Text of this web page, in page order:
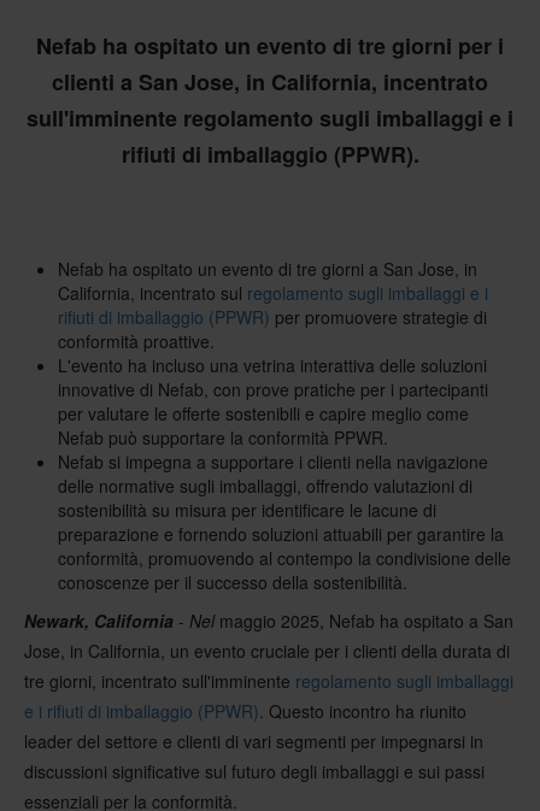
Nefab ha ospitato un evento di tre giorni per i
clienti a San Jose, in California, incentrato
sull'imminente regolamento sugli imballaggi e i
rifiuti di imballaggio (PPWR).
Nefab ha ospitato un evento di tre giorni a San Jose, in
California, incentrato sul regolamento sugli imballaggi e i
rifiuti di imballaggio (PPWR) per promuovere strategie di
conformità proattive.
L'evento ha incluso una vetrina interattiva delle soluzioni
innovative di Nefab, con prove pratiche per i partecipanti
per valutare le offerte sostenibili e capire meglio come
Nefab può supportare la conformità PPWR.
Nefab si impegna a supportare i clienti nella navigazione
delle normative sugli imballaggi, offrendo valutazioni di
sostenibilità su misura per identificare le lacune di
preparazione e fornendo soluzioni attuabili per garantire la
conformità, promuovendo al contempo la condivisione delle
conoscenze per il successo della sostenibilità.
Newark, California - Nel maggio 2025, Nefab ha ospitato a San
Jose, in California, un evento cruciale per i clienti della durata di
tre giorni, incentrato sull'imminente regolamento sugli imballaggi
e i rifiuti di imballaggio (PPWR). Questo incontro ha riunito
leader del settore e clienti di vari segmenti per impegnarsi in
discussioni significative sul futuro degli imballaggi e sui passi
essenziali per la conformità.